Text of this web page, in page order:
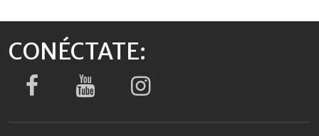
CONÉCTATE: